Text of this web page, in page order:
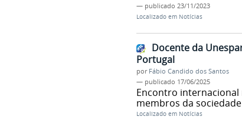
— publicado 23/11/2023
Localizado em Notícias
Docente da
Portugal
por Fábio Candido dos Santos
— publicado 17/06/2025
Encontro
membros da
Localizado em Notícias